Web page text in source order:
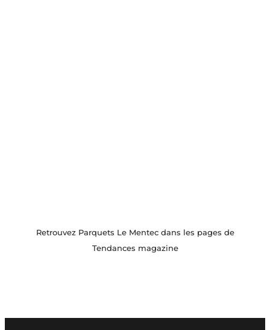
Retrouvez Parquets Le Mentec dans les pages de
Tendances magazine